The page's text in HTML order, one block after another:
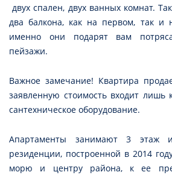
двух спален, двух ванных комнат.
два балкона, как на первом, так и
именно они подарят вам
пейзажи.
Важное замечание! Квартира
заявленную стоимость входит лишь
сантехническое оборудование.
Апартаменты занимают 3 этаж
резиденции, построенной в 2014
морю и центру района, к ее